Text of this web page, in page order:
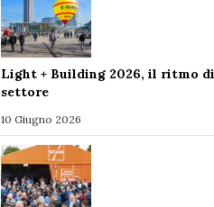
Light + Building 2026, il ritmo
settore
10 Giugno 2026